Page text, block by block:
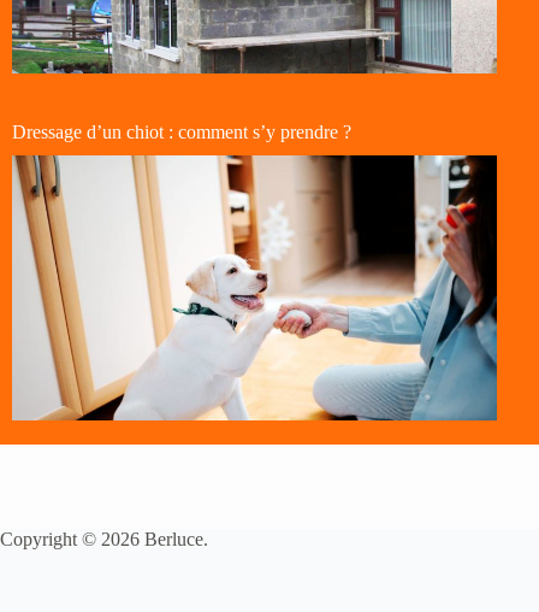
Dressage d’un chiot : comment s’y prendre ?
Copyright © 2026 Berluce.